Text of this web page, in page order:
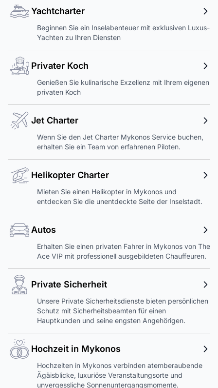
Yachtcharter
Beginnen Sie ein Inselabenteuer mit exklusiven Luxus-
Yachten zu Ihren Diensten
Privater Koch
Genießen Sie kulinarische Exzellenz mit Ihrem eigenen
privaten Koch
Jet Charter
Wenn Sie den Jet Charter Mykonos Service buchen,
erhalten Sie ein Team von erfahrenen Piloten.
Helikopter Charter
Mieten Sie einen Helikopter in Mykonos und
entdecken Sie die unentdeckte Seite der Inselstadt.
Autos
Erhalten Sie einen privaten Fahrer in Mykonos von The
Ace VIP mit professionell ausgebildeten Chauffeuren.
Private Sicherheit
Unsere Private Sicherheitsdienste bieten persönlichen
Schutz mit Sicherheitsbeamten für einen
Hauptkunden und seine engsten Angehörigen.
Hochzeit in Mykonos
Hochzeiten in Mykonos verbinden atemberaubende
Ägäisblicke, luxuriöse Veranstaltungsorte und
unvergessliche Sonnenuntergangsmomente.